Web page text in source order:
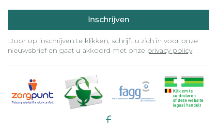
Inschrijven
Door op inschrijven te klikken, schrijft u zich in voor onze
nieuwsbrief en gaat u akkoord met onze privacy policy.